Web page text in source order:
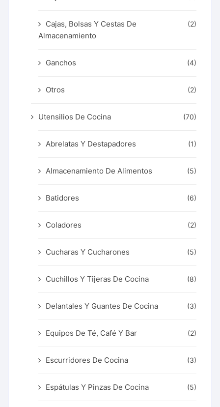
Cajas, Bolsas Y Cestas De
Almacenamiento
(2)
Ganchos (4)
Otros (2)
Utensilios De Cocina (70)
Abrelatas Y Destapadores (1)
Almacenamiento De Alimentos (5)
Batidores (6)
Coladores (2)
Cucharas Y Cucharones (5)
Cuchillos Y Tijeras De Cocina (8)
Delantales Y Guantes De Cocina (3)
Equipos De Té, Café Y Bar (2)
Escurridores De Cocina (3)
Espátulas Y Pinzas De Cocina (5)